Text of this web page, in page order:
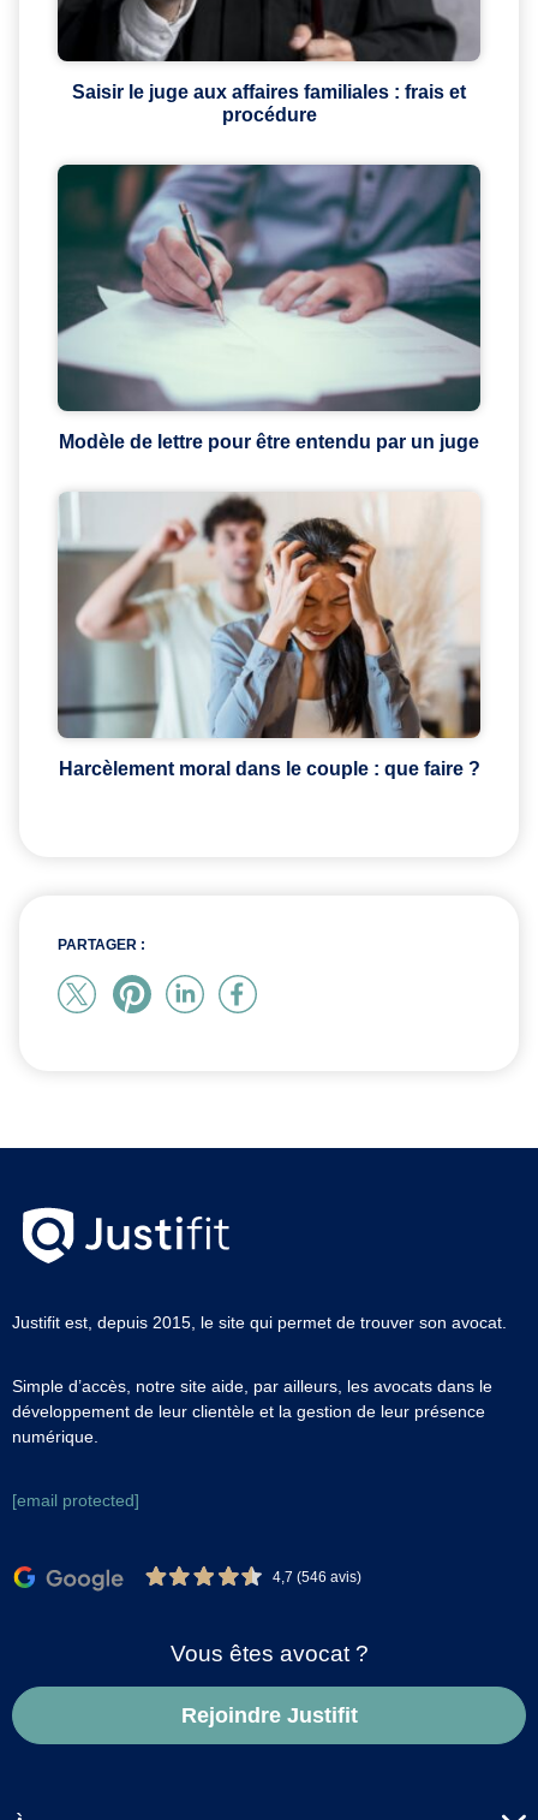
Saisir le juge aux affaires familiales : frais et
procédure
Modèle de lettre pour être entendu par un juge
Harcèlement moral dans le couple : que faire ?
PARTAGER :
Justifit est, depuis 2015, le site qui permet de trouver son avocat.
Simple d’accès, notre site aide, par ailleurs, les avocats dans le
développement de leur clientèle et la gestion de leur présence
numérique.
[email protected]
4,7 (546 avis)
Vous êtes avocat ?
Rejoindre Justifit